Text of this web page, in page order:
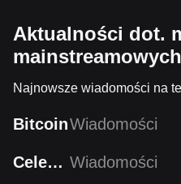
Aktualności dot.
mainstreamowych
Najnowsze wiadomości na
BitcoinWiadomości
Celestia Wiadomości